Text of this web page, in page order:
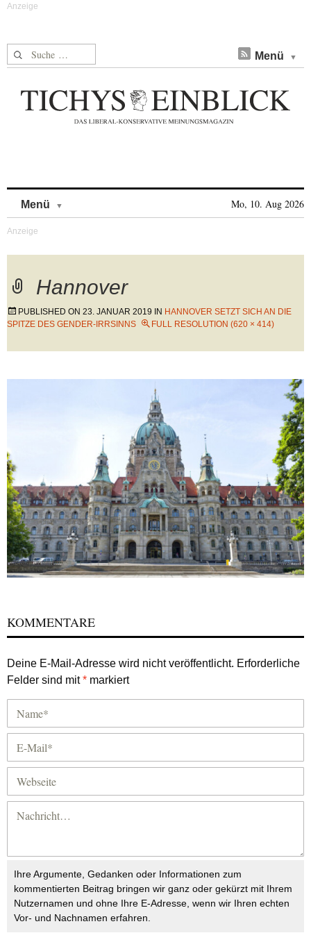
Suche nach: Menü
Menü Mo, 10. Aug 2026
Hannover
PUBLISHED ON 23. JANUAR 2019 IN HANNOVER SETZT SICH AN DIE
SPITZE DES GENDER-IRRSINNS
FULL RESOLUTION (620 × 414)
KOMMENTARE
Deine E-Mail-Adresse wird nicht veröffentlicht. Erforderliche
Felder sind mit* markiert
Ihre Argumente, Gedanken oder Informationen zum
kommentierten Beitrag bringen wir ganz oder gekürzt mit Ihrem
Nutzernamen und ohne Ihre E-Adresse, wenn wir Ihren echten
Vor- und Nachnamen erfahren.